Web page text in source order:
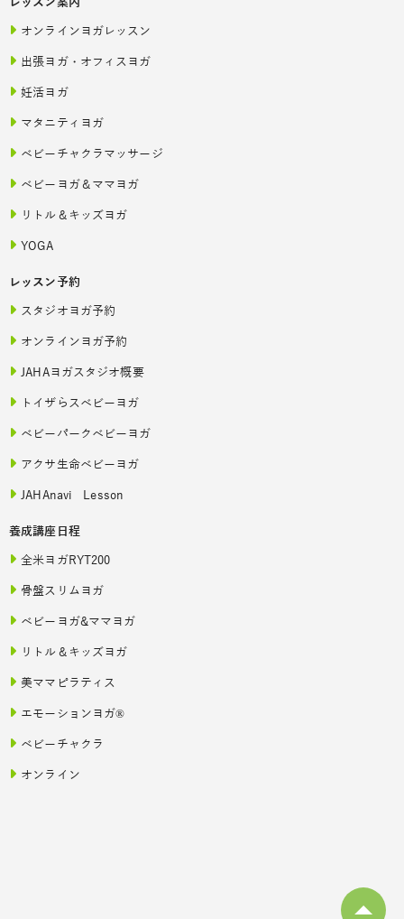
レッスン案内
オンラインヨガレッスン
出張ヨガ・オフィスヨガ
妊活ヨガ
マタニティヨガ
ベビーチャクラマッサージ
ベビーヨガ＆ママヨガ
リトル＆キッズヨガ
YOGA
レッスン予約
スタジオヨガ予約
オンラインヨガ予約
JAHAヨガスタジオ概要
トイザらスベビーヨガ
ベビーパークベビーヨガ
アクサ生命ベビーヨガ
JAHAnavi Lesson
養成講座日程
全米ヨガRYT200
骨盤スリムヨガ
ベビーヨガ&ママヨガ
リトル＆キッズヨガ
美ママピラティス
エモーションヨガ®
ベビーチャクラ
オンライン